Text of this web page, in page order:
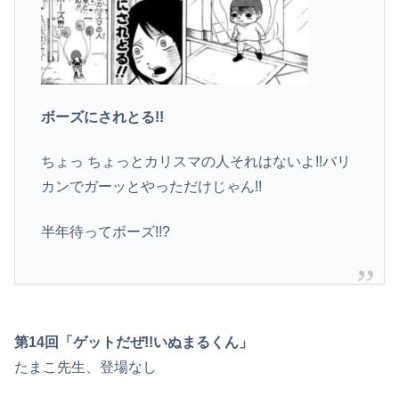
ボーズにされとる!!
ちょっ ちょっとカリスマの人それはないよ!!バリ
カンでガーッとやっただけじゃん!!
半年待ってボーズ!!?
第14回「ゲットだぜ!!いぬまるくん」
たまこ先生、登場なし